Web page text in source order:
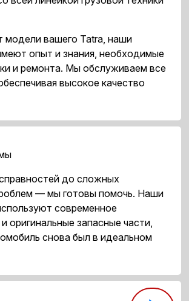
модели вашего Tatra, наши
опыт и знания, необходимые
и ремонта. Мы обслуживаем все
высокое качество
до сложных
— мы готовы помочь. Наши
современное
оригинальные запасные части,
снова был в идеальном